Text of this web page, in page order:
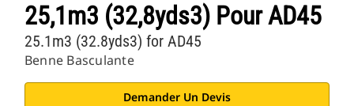
25,1m3 (32,8yds3) Pour AD45
Benne Basculante
25.1m3 (32.8yds3) for AD45
Demander Un Devis